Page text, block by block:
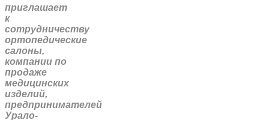
приглашает
к
сотрудничеству
ортопедические
салоны,
компании по
продаже
медицинских
изделий,
предпринимателей
Урало-